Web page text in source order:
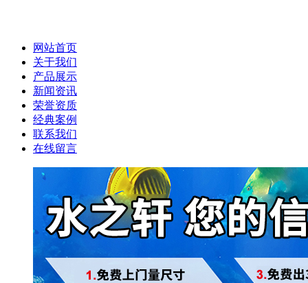
网站首页
关于我们
产品展示
新闻资讯
荣誉资质
经典案例
联系我们
在线留言